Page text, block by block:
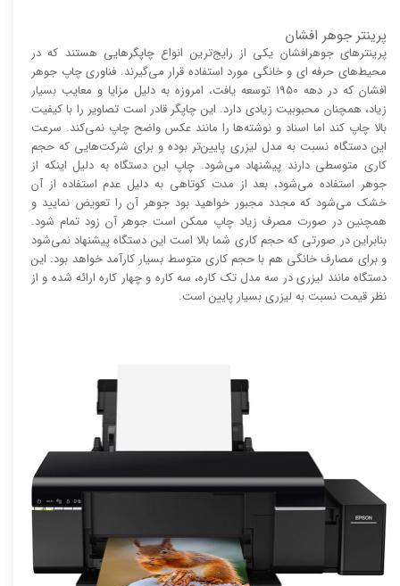
پرینتر جوهر افشان
پرینتر‌های جوهرافشان یکی از رایج‌ترین انواع چاپگر‌هایی هستند که در
محیط‌های حرفه ای و خانگی مورد استفاده قرار می‌گیرند. فناوری چاپ جوهر
افشان که در دهه 1950 توسعه یافت، امروزه به دلیل مزایا و معایب بسیار
زیاد، همچنان محبوبیت زیادی دارد. این چاپگر قادر است تصاویر را با کیفیت
بالا چاپ کند اما اسناد و نوشته‌ها را مانند عکس واضح چاپ نمی‌کند. سرعت
این دستگاه نسبت به مدل لیزری پایین‌تر بوده و برای شرکت‌هایی که حجم
کاری متوسطی دارند پیشنهاد می‌شود. چاپ این دستگاه به دلیل اینکه از
جوهر استفاده می‌شود، بعد از مدت کوتاهی به دلیل عدم استفاده از آن
خشک می‌شود که مجدد مجبور خواهید بود جوهر آن را تعویض نمایید و
همچنین در صورت مصرف زیاد چاپ ممکن است جوهر آن زود تمام شود.
بنابراین در صورتی که حجم کاری شما بالا است این دستگاه پیشنهاد نمی‌شود
و برای مصارف خانگی هم با حجم کاری متوسط بسیار کارآمد خواهد بود. این
دستگاه مانند لیزری در سه مدل تک کاره، سه کاره و چهار کاره ارائه شده و از
نظر قیمت نسبت به لیزری بسیار پایین است.